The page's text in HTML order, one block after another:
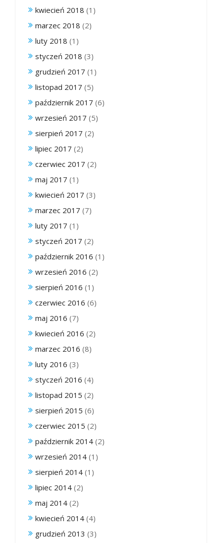
kwiecień 2018 (1)
marzec 2018 (2)
luty 2018 (1)
styczeń 2018 (3)
grudzień 2017 (1)
listopad 2017 (5)
październik 2017 (6)
wrzesień 2017 (5)
sierpień 2017 (2)
lipiec 2017 (2)
czerwiec 2017 (2)
maj 2017 (1)
kwiecień 2017 (3)
marzec 2017 (7)
luty 2017 (1)
styczeń 2017 (2)
październik 2016 (1)
wrzesień 2016 (2)
sierpień 2016 (1)
czerwiec 2016 (6)
maj 2016 (7)
kwiecień 2016 (2)
marzec 2016 (8)
luty 2016 (3)
styczeń 2016 (4)
listopad 2015 (2)
sierpień 2015 (6)
czerwiec 2015 (2)
październik 2014 (2)
wrzesień 2014 (1)
sierpień 2014 (1)
lipiec 2014 (2)
maj 2014 (2)
kwiecień 2014 (4)
grudzień 2013 (3)